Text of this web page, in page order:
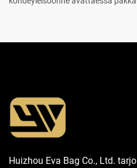
Huizhou Eva Bag Co., Ltd.